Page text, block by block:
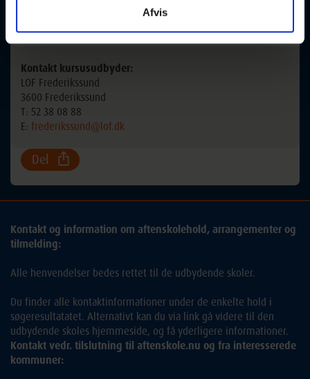
Afvis
Kontakt kursusudbyder:
LOF Frederikssund
3600 Frederikssund
T: 52 38 08 88
E: frederikssund@lof.dk
Del
Kontakt og information om aftenskolehold, arrangementer og
tilmelding:
Alle henvendelser bedes rettet til de udbydende skoler.
Du finder alle kontaktinformationer under de enkelte hold i
søgeresultatatet. Alternativt kan du via link gå videre til den
udbydende skoles hjemmeside, og få yderligere informationer.
Kontakt vedr. tilslutning til aftenskole.nu og fra interesserede
kommuner: